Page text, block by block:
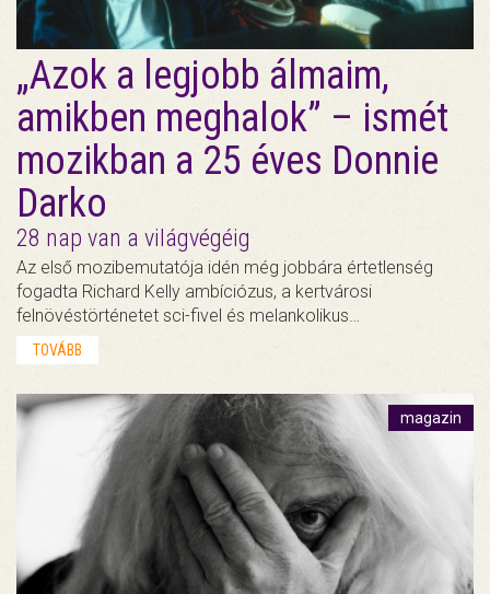
„Azok a legjobb álmaim,
amikben meghalok” – ismét
mozikban a 25 éves Donnie
Darko
28 nap van a világvégéig
Az első mozibemutatója idén még jobbára értetlenség
fogadta Richard Kelly ambíciózus, a kertvárosi
felnövéstörténetet sci-fivel és melankolikus…
TOVÁBB
magazin